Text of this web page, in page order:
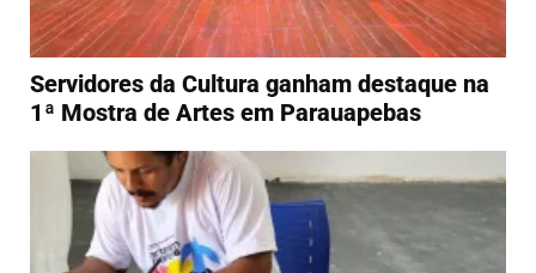
Servidores da Cultura ganham destaque na
1ª Mostra de Artes em Parauapebas